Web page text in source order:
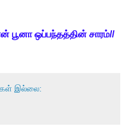
பூனா ஒப்பந்தத்தின் சாரம்//
இல்லை: